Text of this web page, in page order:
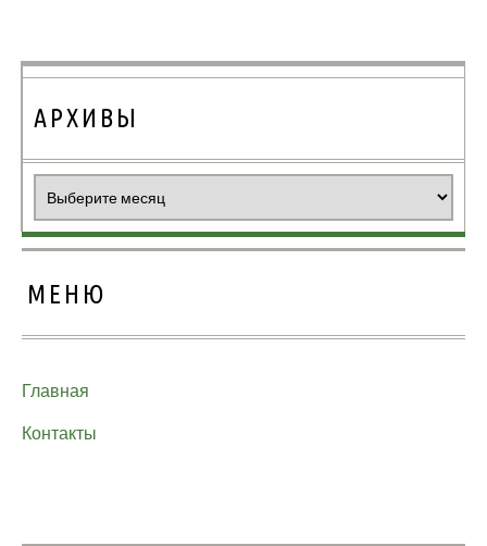
АРХИВЫ
МЕНЮ
Главная
Контакты